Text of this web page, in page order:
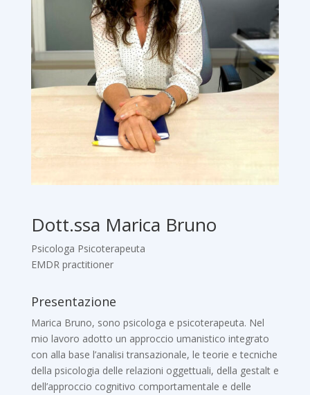
Dott.ssa Marica Bruno
Psicologa Psicoterapeuta
EMDR practitioner
Presentazione
Marica Bruno, sono psicologa e psicoterapeuta. Nel
mio lavoro adotto un approccio umanistico integrato
con alla base l’analisi transazionale, le teorie e tecniche
della psicologia delle relazioni oggettuali, della gestalt e
dell’approccio cognitivo comportamentale e delle